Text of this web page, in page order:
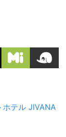
ホテル JIVANA